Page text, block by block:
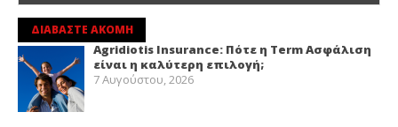
ΔΙΑΒΑΣΤΕ ΑΚΟΜΗ
Agridiotis Insurance: Πότε η Term Ασφάλιση
είναι η καλύτερη επιλογή;
7 Αυγούστου, 2026